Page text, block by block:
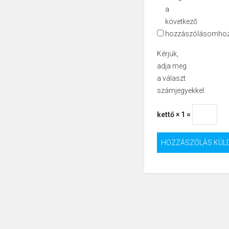
a
következő
Kérjük,
adja meg
a választ
számjegyekkel:
kettő × 1 =